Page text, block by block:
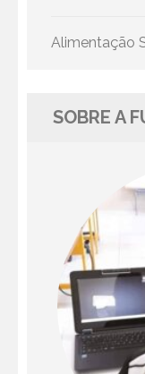
Alimentação
SOBRE A